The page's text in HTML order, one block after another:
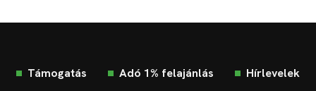
Támogatás Adó 1% felajánlás Hírlevelek